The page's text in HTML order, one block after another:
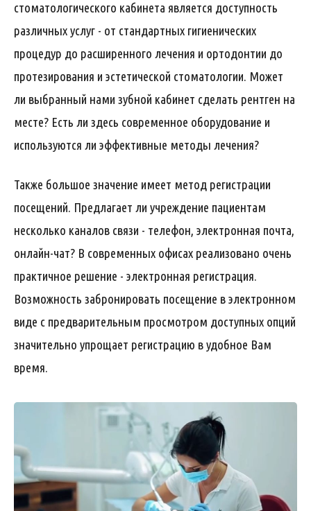
стоматологического кабинета является доступность
различных услуг - от стандартных гигиенических
процедур до расширенного лечения и ортодонтии до
протезирования и эстетической стоматологии. Может
ли выбранный нами зубной кабинет сделать рентген на
месте? Есть ли здесь современное оборудование и
используются ли эффективные методы лечения?
Также большое значение имеет метод регистрации
посещений. Предлагает ли учреждение пациентам
несколько каналов связи - телефон, электронная почта,
онлайн-чат? В современных офисах реализовано очень
практичное решение - электронная регистрация.
Возможность забронировать посещение в электронном
виде с предварительным просмотром доступных опций
значительно упрощает регистрацию в удобное Вам
время.